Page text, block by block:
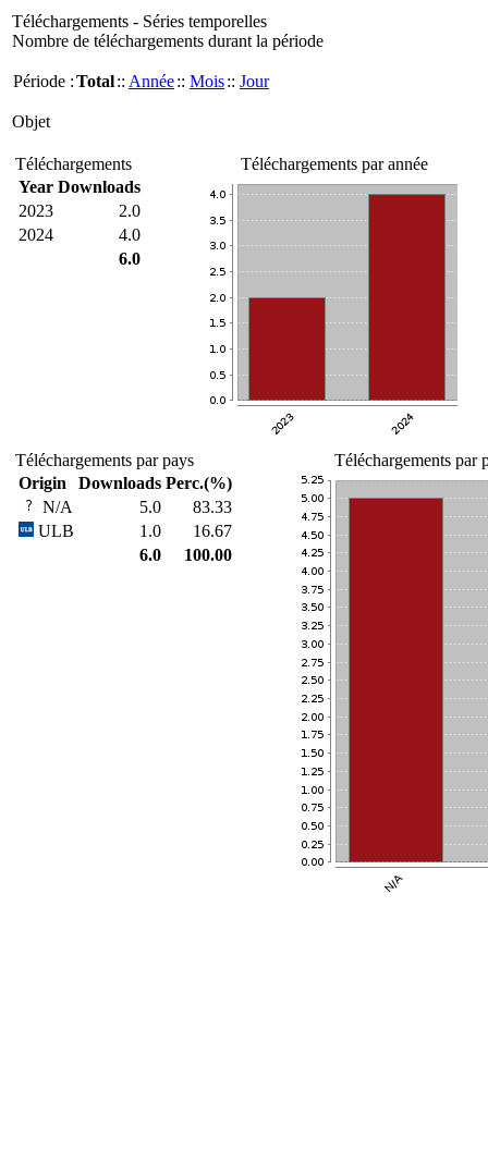
Téléchargements - Séries temporelles
Nombre de téléchargements durant la période
Période :Total:: Année:: Mois:: Jour
Objet
Téléchargements
Year Downloads
2023
2.0
2024
4.0
6.0
Téléchargements par année
Téléchargements par pays
Origin
Downloads Perc.(%)
N/A
5.0
83.33
ULB
1.0
16.67
6.0
100.00
Téléchargements par